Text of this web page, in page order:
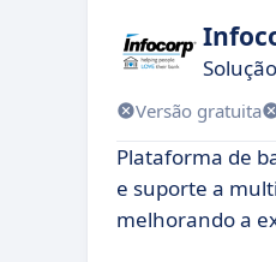
Versão gratuita
Plataforma de
e suporte a
melhorando a